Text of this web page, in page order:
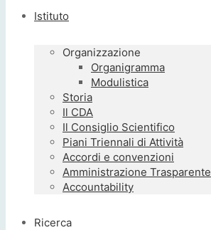
Istituto
Organizzazione
Organigramma
Modulistica
Storia
Il CDA
Il Consiglio Scientifico
Piani Triennali di Attività
Accordi e convenzioni
Amministrazione Trasparente
Accountability
Ricerca